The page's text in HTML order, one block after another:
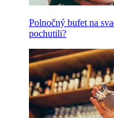
Polnočný bufet na
pochutili?